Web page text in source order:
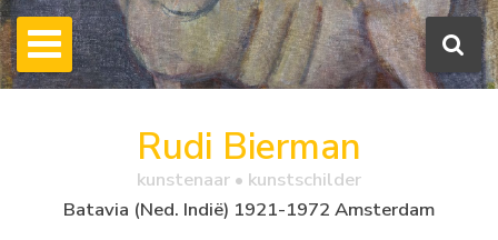
Rudi Bierman
kunstenaar • kunstschilder
Batavia (Ned. Indië) 1921-1972 Amsterdam